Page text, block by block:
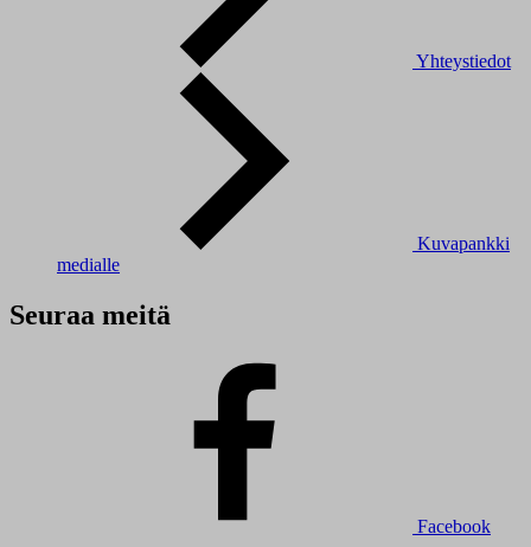
Yhteystiedot
Kuvapankki
medialle
Seuraa meitä
Facebook